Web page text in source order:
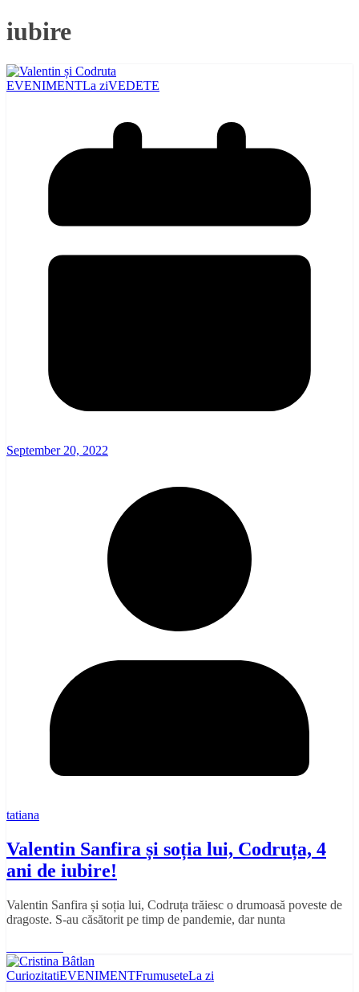
iubire
EVENIMENTLa ziVEDETE
September 20, 2022
tatiana
Valentin Sanfira și soția lui, Codruța, 4
ani de iubire!
Valentin Sanfira și soția lui, Codruța trăiesc o drumoasă poveste de
dragoste. S-au căsătorit pe timp de pandemie, dar nunta
CuriozitatiEVENIMENTFrumuseteLa zi